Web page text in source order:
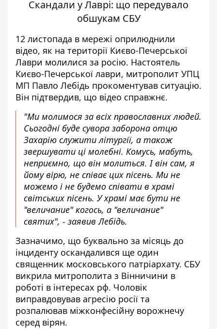
Скандали у Лаврі: що передувало
обшукам СБУ
12 листопада в мережі оприлюднили
відео, як на території Києво-Печерської
Лаври молилися за росію. Настоятель
Києво-Печерської лаври, митрополит УПЦ
МП Павло Лебідь прокоментував ситуацію.
Він підтвердив, що відео справжнє.
"Ми молимося за всіх православних людей.
Сьогодні буде сувора заборона отцю
Захарію служити літургії, а також
звершувати ці молебні. Комусь, мабуть,
неприємно, що він молиться. І він сам, я
йому вірю, не співає цих пісень. Ми не
можемо і не будемо співати в храмі
світських пісень. У храмі має бути не
"величание" когось, а "величание"
святих", - заявив Лебідь.
Зазначимо, що буквально за місяць до
інциденту оскандалився ще один
священник московського патріархату. СБУ
викрила митрополита з Вінничини в
роботі в інтересах рф. Чоловік
виправдовував агресію росії та
розпалював міжконфесійну ворожнечу
серед вірян.